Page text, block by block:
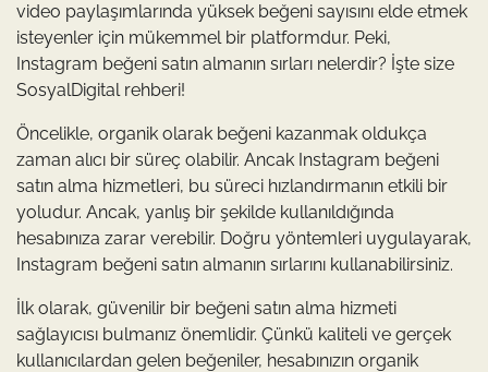
video paylaşımlarında yüksek beğeni sayısını elde etmek
isteyenler için mükemmel bir platformdur. Peki,
Instagram beğeni satın almanın sırları nelerdir? İşte size
SosyalDigital rehberi!
Öncelikle, organik olarak beğeni kazanmak oldukça
zaman alıcı bir süreç olabilir. Ancak Instagram beğeni
satın alma hizmetleri, bu süreci hızlandırmanın etkili bir
yoludur. Ancak, yanlış bir şekilde kullanıldığında
hesabınıza zarar verebilir. Doğru yöntemleri uygulayarak,
Instagram beğeni satın almanın sırlarını kullanabilirsiniz.
İlk olarak, güvenilir bir beğeni satın alma hizmeti
sağlayıcısı bulmanız önemlidir. Çünkü kaliteli ve gerçek
kullanıcılardan gelen beğeniler, hesabınızın organik